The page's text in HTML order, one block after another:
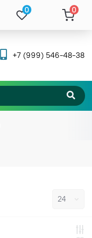
0 0
+7 (999) 546-48-38